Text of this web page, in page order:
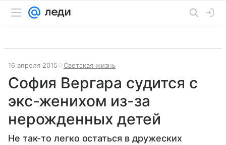
16 апреля 2015 Светская жизнь
София Вергара судится с
экс-женихом из-за
нерожденных детей
Не так-то легко остаться в дружеских